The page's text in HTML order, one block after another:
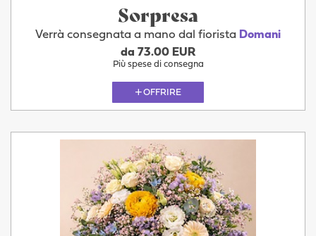
Sorpresa
Verrà consegnata a mano dal fiorista Domani
da 73.00 EUR
Più spese di consegna
OFFRIRE